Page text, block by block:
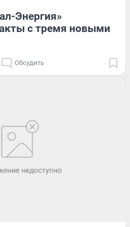
Энергия»
с тремя новыми
Обсудить